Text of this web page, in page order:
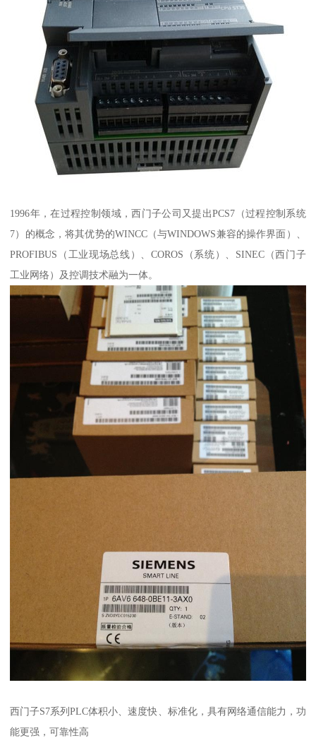
1996年，在过程控制领域，西门子公司又提出PCS7（过程控制系统
7）的概念，将其优势的WINCC（与WINDOWS兼容的操作界面）、
PROFIBUS（工业现场总线）、COROS（系统）、SINEC（西门子
工业网络）及控调技术融为一体。
西门子S7系列PLC体积小、速度快、标准化，具有网络通信能力，功
能更强，可靠性高